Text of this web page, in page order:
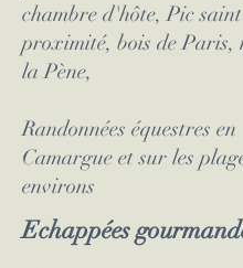
chambre d'hôte, Pic
proximité, bois de Paris,
la Pène,
Randonnées équestres en
Camargue et sur les
environs
Echappées